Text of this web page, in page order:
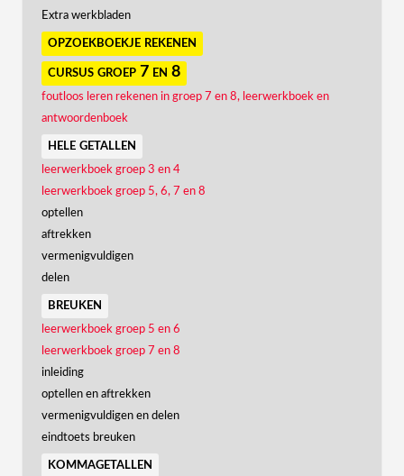
Extra werkbladen
opzoekboekje rekenen
cursus groep 7 en 8
foutloos leren rekenen in groep 7 en 8, leerwerkboek en
antwoordenboek
hele getallen
leerwerkboek groep 3 en 4
leerwerkboek groep 5, 6, 7 en 8
optellen
aftrekken
vermenigvuldigen
delen
breuken
leerwerkboek groep 5 en 6
leerwerkboek groep 7 en 8
inleiding
optellen en aftrekken
vermenigvuldigen en delen
eindtoets breuken
kommagetallen